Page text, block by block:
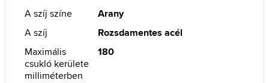
A szíj színe
Arany
A szíj
Rozsdamentes acél
Maximális
csukló kerülete
milliméterben
180